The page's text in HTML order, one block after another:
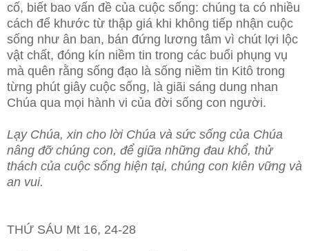
cố, biết bao vấn đề của cuộc sống: chúng ta có nhiều
cách để khước từ thập giá khi không tiếp nhận cuộc
sống như ân ban, bán đứng lương tâm vì chút lợi lộc
vật chất, đóng kín niềm tin trong các buổi phụng vụ
mà quên rằng sống đạo là sống niềm tin Kitô trong
từng phút giây cuộc sống, là giãi sáng dung nhan
Chúa qua mọi hành vi của đời sống con người.
Lạy Chúa, xin cho lời Chúa và sức sống của Chúa
nâng đỡ chúng con, để giữa những đau khổ, thử
thách của cuộc sống hiện tại, chúng con kiên vững và
an vui.
THỨ SÁU Mt 16, 24-28